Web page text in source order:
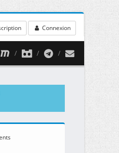
Connexion